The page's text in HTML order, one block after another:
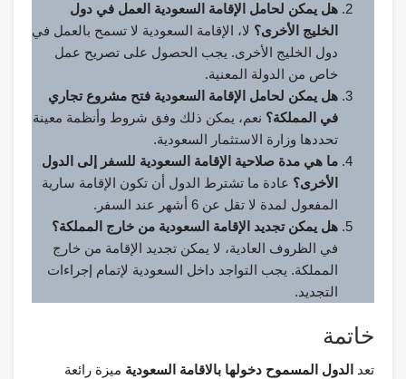
هل يمكن لحامل الإقامة السعودية العمل في دول
الخليج الأخرى؟ لا، الإقامة السعودية لا تسمح بالعمل في
دول الخليج الأخرى. يجب الحصول على تصريح عمل
خاص من الدولة المعنية.
هل يمكن لحامل الإقامة السعودية فتح مشروع تجاري
في المملكة؟ نعم، يمكن ذلك وفق شروط وأنظمة معينة
تحددها وزارة الاستثمار السعودية.
ما هي مدة صلاحية الإقامة السعودية للسفر إلى الدول
الأخرى؟ عادة ما تشترط الدول أن تكون الإقامة سارية
المفعول لمدة لا تقل عن 6 أشهر عند السفر.
هل يمكن تجديد الإقامة السعودية من خارج المملكة؟
في الظروف العادية، لا يمكن تجديد الإقامة من خارج
المملكة. يجب التواجد داخل السعودية لإتمام إجراءات
التجديد.
خاتمة
تعد الدول المسموح دخولها بالاقامة السعودية ميزة رائعة